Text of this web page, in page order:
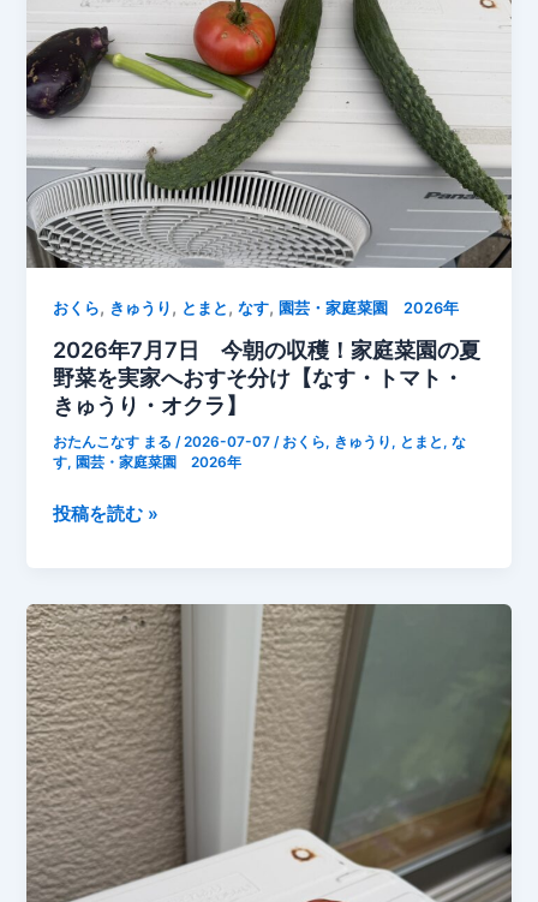
の
実
が
ど
ん
ど
ん
大
き
く
長
中
【家
庭
菜
園
記
録】
おくら, きゅうり , とまと ,なす, 園芸・家庭菜園 2026年
2026年7月7日 今朝の収穫！家庭菜園の夏
野菜を実家へおすそ分け【なす・トマト・
きゅうり・オクラ】
おたんこなす まる/2026-07-07/ おくら, きゅうり , とまと ,な
す, 園芸・家庭菜園 2026年
2026
月
7
日
今
朝
の
収
穫！
家
庭
菜
投稿を読む »